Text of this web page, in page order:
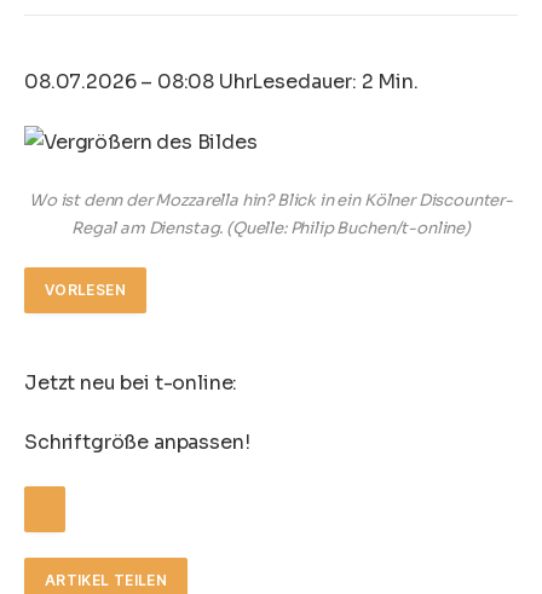
08.07.2026 – 08:08 UhrLesedauer: 2 Min.
Wo ist denn der Mozzarella hin? Blick in ein Kölner Discounter-
Regal am Dienstag. (Quelle: Philip Buchen/t-online)
VORLESEN
Jetzt neu bei t-online:
Schriftgröße anpassen!
ARTIKEL TEILEN